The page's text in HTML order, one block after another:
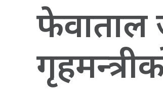
फेवाताल